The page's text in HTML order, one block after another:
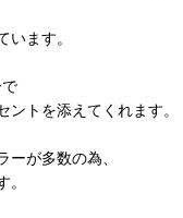
ます。
トを添えてくれます。
が多数の為、